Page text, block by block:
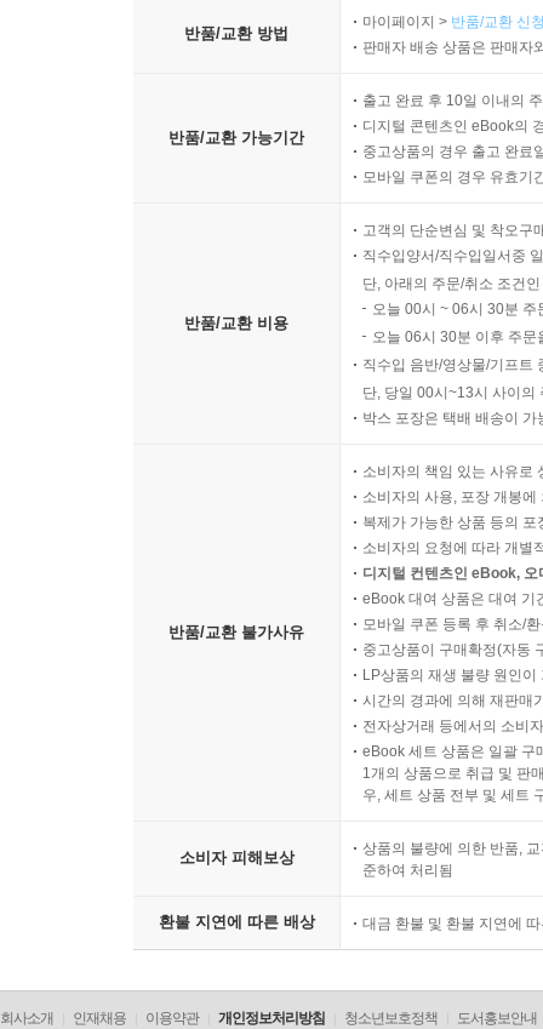
반품/교환 방법
마이페이지 > 반품/교환 신
판매자 배송 상품은 판매자
반품/교환 가능기간
출고 완료 후 10일 이내의
디지털 콘텐츠인 eBook의
중고상품의 경우 출고 완료
모바일 쿠폰의 경우 유효기
반품/교환 비용
고객의 단순변심 및 착오구
직수입양서/직수입일서중
단, 아래의 주문/취소 조건
오늘 00시 ~ 06시 30분
오늘 06시 30분 이후 주
직수입 음반/영상물/기프트
단, 당일 00시~13시 사이의
박스 포장은 택배 배송이
반품/교환 불가사유
소비자의 책임 있는 사유로
소비자의 사용, 포장 개봉
복제가 가능한 상품 등의
소비자의 요청에 따라 개별
디지털 컨텐츠인 eBook,
eBook 대여 상품은 대여 기
모바일 쿠폰 등록 후 취소/
중고상품이 구매확정(자동
LP상품의 재생 불량 원인
시간의 경과에 의해 재판매
전자상거래 등에서의 소비
eBook 세트 상품은 일괄 구
1개의 상품으로 취급 및 판
우, 세트 상품 전부 및 세트
소비자 피해보상
상품의 불량에 의한 반품,
준하여 처리됨
환불 지연에 따른 배상 대금 환불 및 환불 지연에
회사소개 인재채용 이용약관 개인정보처리방침 청소년보호정책 도서홍보안내